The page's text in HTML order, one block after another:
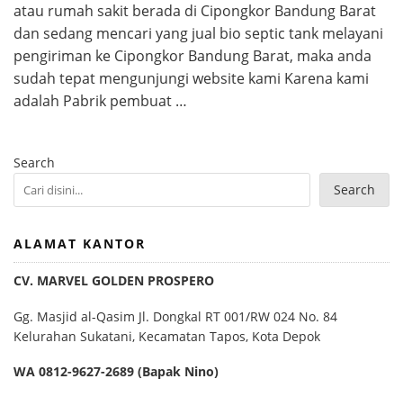
atau rumah sakit berada di Cipongkor Bandung Barat
dan sedang mencari yang jual bio septic tank melayani
pengiriman ke Cipongkor Bandung Barat, maka anda
sudah tepat mengunjungi website kami Karena kami
adalah Pabrik pembuat …
Search
Search
ALAMAT KANTOR
CV. MARVEL GOLDEN PROSPERO
Gg. Masjid al-Qasim Jl. Dongkal RT 001/RW 024 No. 84
Kelurahan Sukatani, Kecamatan Tapos, Kota Depok
WA 0812-9627-2689 (Bapak Nino)